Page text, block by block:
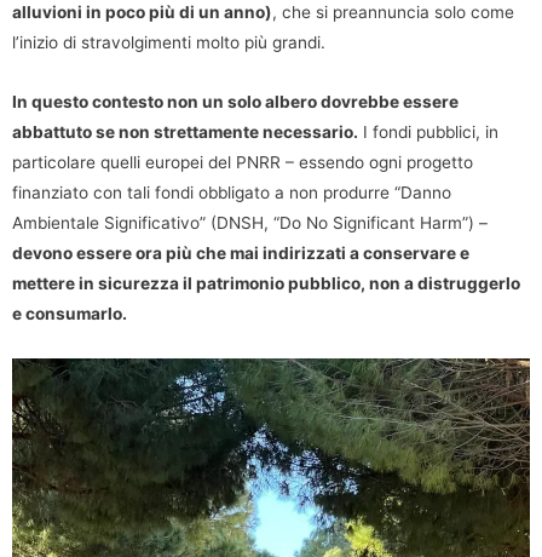
alluvioni in poco più di un anno), che si preannuncia solo come
l’inizio di stravolgimenti molto più grandi.
In questo contesto non un solo albero dovrebbe essere
abbattuto se non strettamente necessario. I fondi pubblici, in
particolare quelli europei del PNRR – essendo ogni progetto
finanziato con tali fondi obbligato a non produrre “Danno
Ambientale Significativo” (DNSH, “Do No Significant Harm”) –
devono essere ora più che mai indirizzati a conservare e
mettere in sicurezza il patrimonio pubblico, non a distruggerlo
e consumarlo.